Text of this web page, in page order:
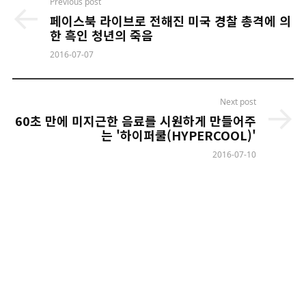
navigation
페이스북 라이브로 전해진 미국 경찰 총격에 의
한 흑인 청년의 죽음
2016-07-07
Next post
60초 만에 미지근한 음료를 시원하게 만들어주
는 '하이퍼쿨(HYPERCOOL)'
2016-07-10